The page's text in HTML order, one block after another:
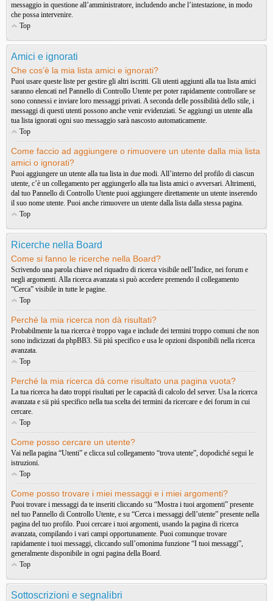
messaggio in questione all’amministratore, includendo anche l’intestazione, in modo
che possa intervenire.
Top
Amici e ignorati
Che cos’è la mia lista amici e ignorati?
Puoi usare queste liste per gestire gli altri iscritti. Gli utenti aggiunti alla tua lista amici
saranno elencati nel Pannello di Controllo Utente per poter rapidamente controllare se
sono connessi e inviare loro messaggi privati. A seconda delle possibilità dello stile, i
messaggi di questi utenti possono anche venir evidenziati. Se aggiungi un utente alla
tua lista ignorati ogni suo messaggio sarà nascosto automaticamente.
Top
Come faccio ad aggiungere o rimuovere un utente dalla mia lista
amici o ignorati?
Puoi aggiungere un utente alla tua lista in due modi. All’interno del profilo di ciascun
utente, c’è un collegamento per aggiungerlo alla tua lista amici o avversari. Altrimenti,
dal tuo Pannello di Controllo Utente puoi aggiungere direttamente un utente inserendo
il suo nome utente. Puoi anche rimuovere un utente dalla lista dalla stessa pagina.
Top
Ricerche nella Board
Come si fanno le ricerche nella Board?
Scrivendo una parola chiave nel riquadro di ricerca visibile nell’Indice, nei forum e
negli argomenti. Alla ricerca avanzata si può accedere premendo il collegamento
“Cerca” visibile in tutte le pagine.
Top
Perché la mia ricerca non dà risultati?
Probabilmente la tua ricerca è troppo vaga e include dei termini troppo comuni che non
sono indicizzati da phpBB3. Sii piú specifico e usa le opzioni disponibili nella ricerca
avanzata.
Top
Perché la mia ricerca dà come risultato una pagina vuota?
La tua ricerca ha dato troppi risultati per le capacità di calcolo del server. Usa la ricerca
avanzata e sii piú specifico nella tua scelta dei termini da ricercare e dei forum in cui
cercare.
Top
Come posso cercare un utente?
Vai nella pagina “Utenti” e clicca sul collegamento “trova utente”, dopodiché segui le
istruzioni.
Top
Come posso trovare i miei messaggi e i miei argomenti?
Puoi trovare i messaggi da te inseriti cliccando su “Mostra i tuoi argomenti” presente
nel tuo Pannello di Controllo Utente, e su “Cerca i messaggi dell’utente” presente nella
pagina del tuo profilo. Puoi cercare i tuoi argomenti, usando la pagina di ricerca
avanzata, compilando i vari campi opportunamente. Puoi comunque trovare
rapidamente i tuoi messaggi, cliccando sull’omonima funzione “I tuoi messaggi”,
generalmente disponibile in ogni pagina della Board.
Top
Sottoscrizioni e segnalibri